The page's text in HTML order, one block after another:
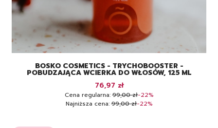
BOSKO COSMETICS - TRYCHOBOOSTER -
POBUDZAJĄCA WCIERKA DO WŁOSÓW, 125 ML
Cena promocyjna
76,97 zł
Cena regularna: 99,00 zł-22%
Najniższa cena: 99,00 zł-22%